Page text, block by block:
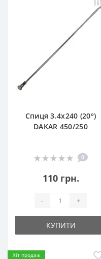
Спиця 3.4х240 (20°)
DAKAR 450/250
0
110 грн.
- +
КУПИТИ
Хіт продаж